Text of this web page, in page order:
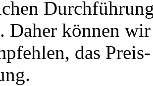
Daher können
das